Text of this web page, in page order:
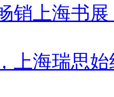
销上海书
上海瑞思